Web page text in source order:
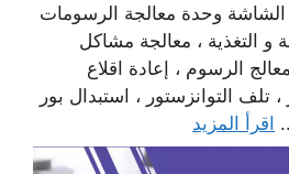
وحدة معالجة الرسومات
التغذية ، معالجة مشاكل
الرسوم ، إعادة اقلاع
التوانزستور ، استبدال بور
اقرأ المزيد